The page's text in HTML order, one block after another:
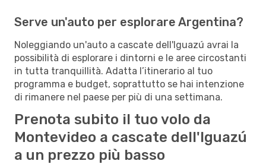
Serve un'auto per esplorare Argentina?
Noleggiando un'auto a cascate dell'Iguazú avrai la
possibilità di esplorare i dintorni e le aree circostanti
in tutta tranquillità. Adatta l’itinerario al tuo
programma e budget, soprattutto se hai intenzione
di rimanere nel paese per più di una settimana.
Prenota subito il tuo volo da
Montevideo a cascate dell'Iguazú
a un prezzo più basso